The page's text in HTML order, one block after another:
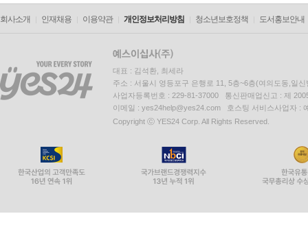
회사소개 인재채용 이용약관 개인정보처리방침 청소년보호정책 도서홍보안내
대표 : 김석환, 최세라
주소 : 서울시 영등포구 은행로 11, 5층~6층(여의도동,일신
사업자등록번호 : 229-81-37000 통신판매업신고 : 제
이메일 : yes24help@yes24.com 호스팅 서비스사업자 :
Copyright ⓒ YES24 Corp. All Rights Reserved.